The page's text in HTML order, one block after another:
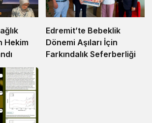
Hekim
Edremit’te Bebeklik
Dönemi Aşıları İçin
Farkındalık Seferberliği